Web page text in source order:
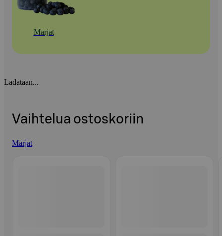
Marjat
Ladataan...
Vaihtelua ostoskoriin
Marjat